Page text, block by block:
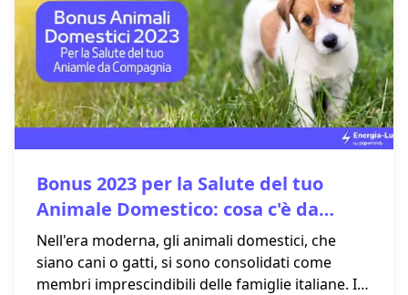
Bonus 2023 per la Salute del tuo
Animale Domestico: cosa c'è da
sapere!
Nell'era moderna, gli animali domestici, che
siano cani o gatti, si sono consolidati come
membri imprescindibili delle famiglie italiane. In